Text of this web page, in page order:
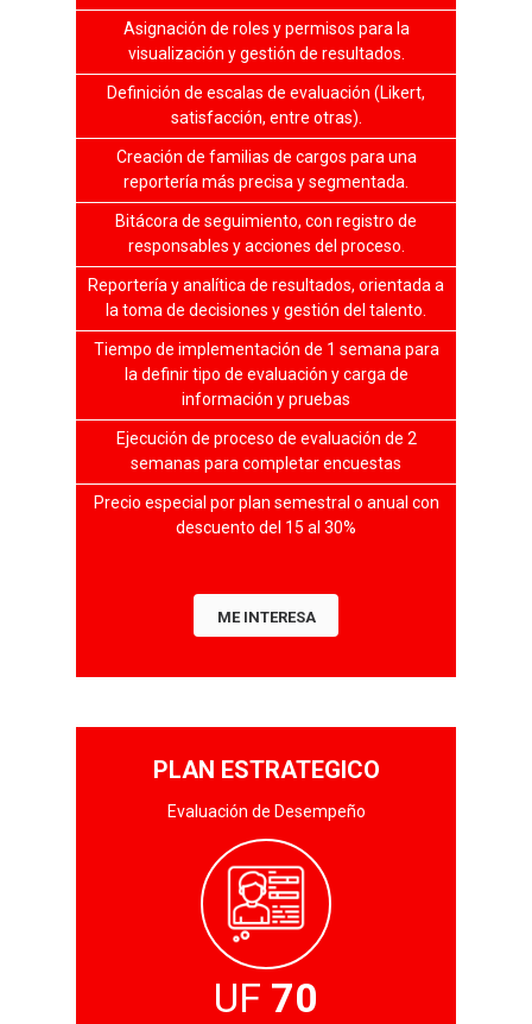
Asignación de roles y permisos para la
visualización y gestión de resultados.
Definición de escalas de evaluación (Likert,
satisfacción, entre otras).
Creación de familias de cargos para una
reportería más precisa y segmentada.
Bitácora de seguimiento, con registro de
responsables y acciones del proceso.
Reportería y analítica de resultados, orientada a
la toma de decisiones y gestión del talento.
Tiempo de implementación de 1 semana para
la definir tipo de evaluación y carga de
información y pruebas
Ejecución de proceso de evaluación de 2
semanas para completar encuestas
Precio especial por plan semestral o anual con
descuento del 15 al 30%
ME INTERESA
PLAN ESTRATEGICO
Evaluación de Desempeño
UF 70